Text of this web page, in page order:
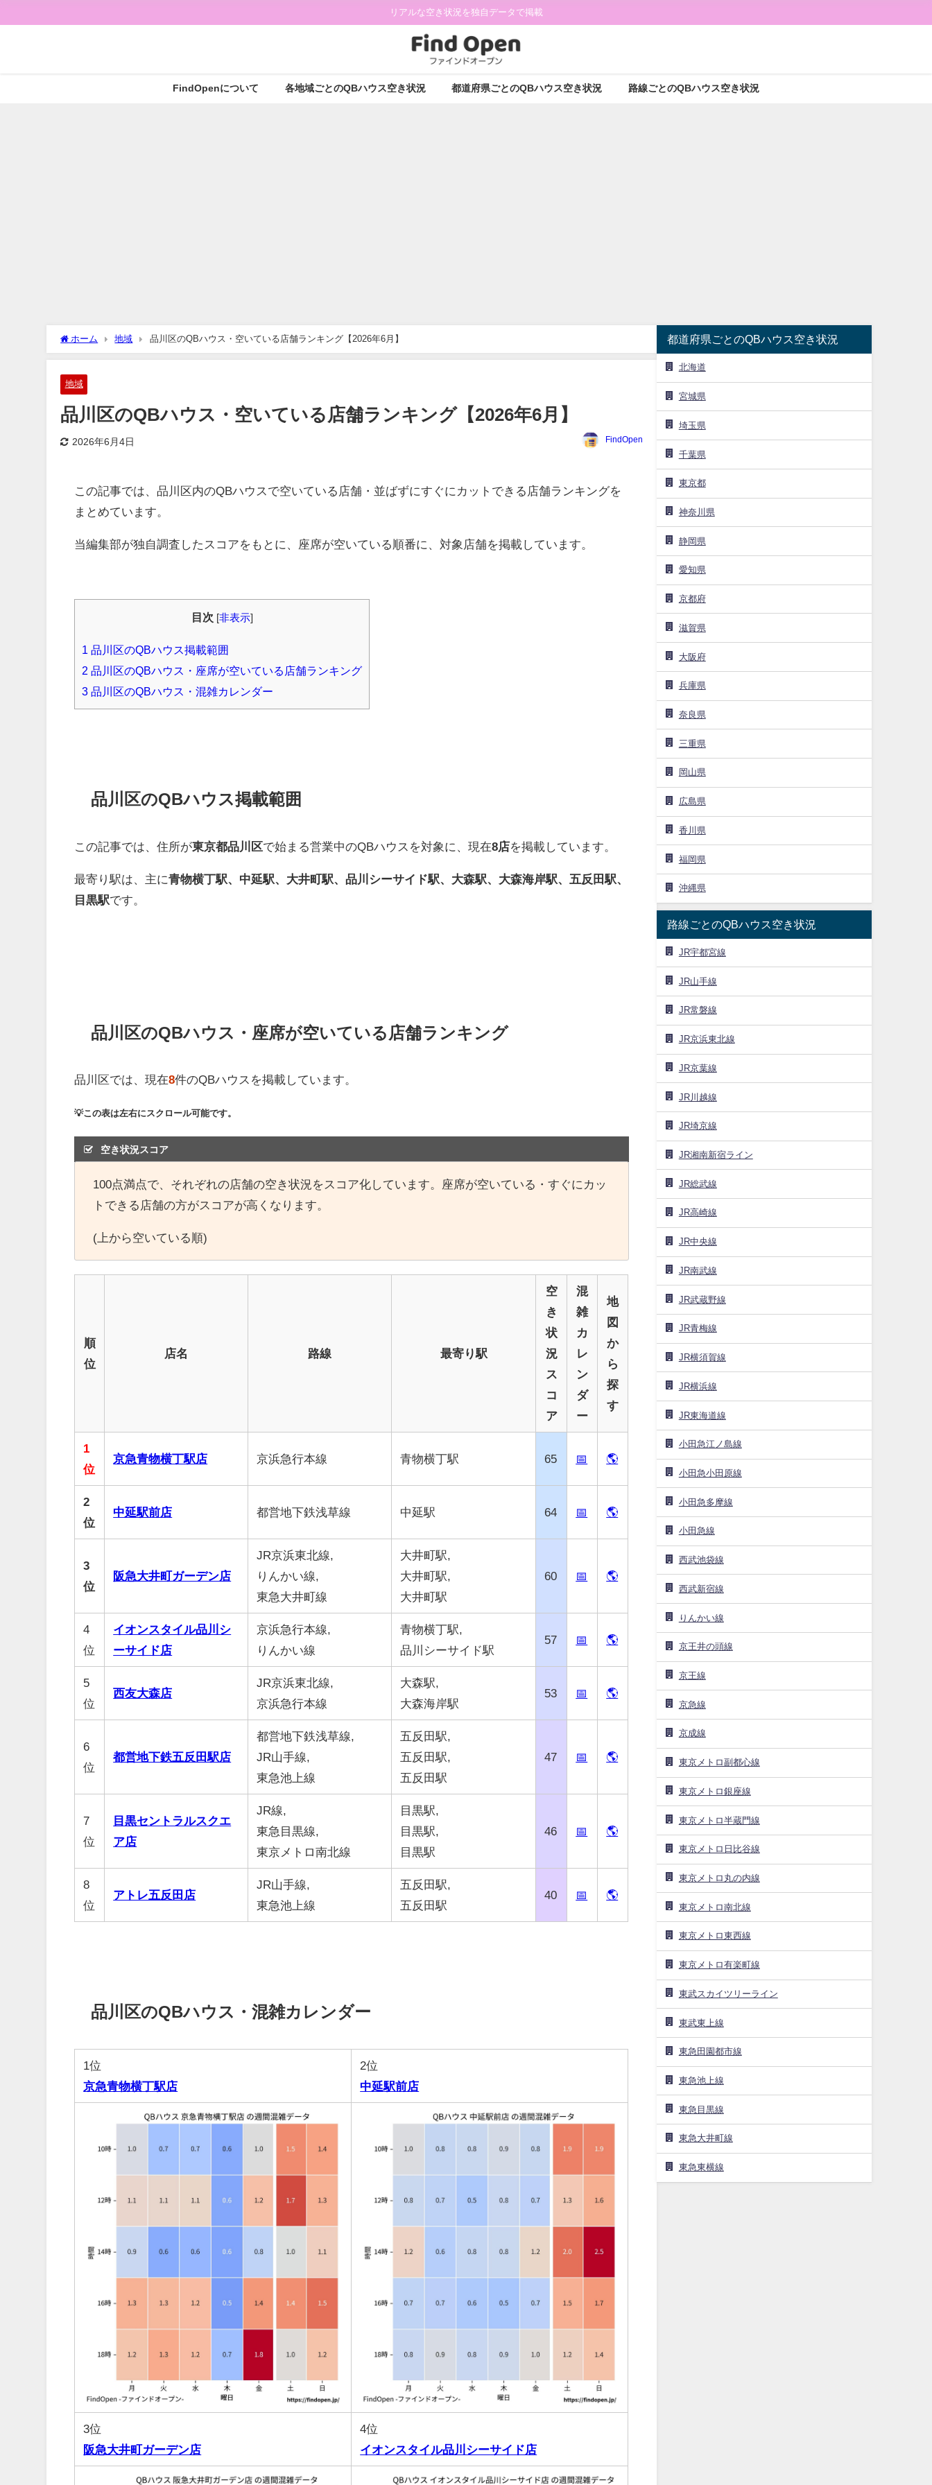
リアルな空き状況を独自データで掲載
FindOpenについて 各地域ごとのQBハウス空き状況 都道府県ごとのQBハウス空き状況 路線ごとのQBハウス空き状況
ホーム 地域 品川区のQBハウス・空いている店舗ランキング【2026年6月】
地域
品川区のQBハウス・空いている店舗ランキング【2026年6月】
2026年6月4日 FindOpen
この記事では、品川区内のQBハウスで空いている店舗・並ばずにすぐにカットできる店舗ランキングを
まとめています。
当編集部が独自調査したスコアをもとに、座席が空いている順番に、対象店舗を掲載しています。
目次 非表示]
1 品川区のQBハウス掲載範囲
2 品川区のQBハウス・座席が空いている店舗ランキング
3 品川区のQBハウス・混雑カレンダー
品川区のQBハウス掲載範囲
この記事では、住所が東京都品川区で始まる営業中のQBハウスを対象に、現在8店を掲載しています。
最寄り駅は、主に青物横丁駅、中延駅、大井町駅、品川シーサイド駅、大森駅、大森海岸駅、五反田駅、
目黒駅です。
品川区のQBハウス・座席が空いている店舗ランキング
品川区では、現在8件のQBハウスを掲載しています。
💡この表は左右にスクロール可能です。
空き状況スコア
100点満点で、それぞれの店舗の空き状況をスコア化しています。座席が空いている・すぐにカッ
トできる店舗の方がスコアが高くなります。
(上から空いている順)
順
位
店名 路線 最寄り駅
空
き
状
況
ス
コ
ア
混
雑
カ
レ
ン
ダ
ー
地
図
か
ら
探
す
1
位
京急青物横丁駅店 京浜急行本線 青物横丁駅 65 📅 🌎
2
位
中延駅前店 都営地下鉄浅草線 中延駅 64 📅 🌎
3
位
阪急大井町ガーデン店
JR京浜東北線,
りんかい線,
東急大井町線
大井町駅,
大井町駅,
大井町駅
60 📅 🌎
4
位
イオンスタイル品川シ
ーサイド店
京浜急行本線,
りんかい線
青物横丁駅,
品川シーサイド駅
57 📅 🌎
5
位
西友大森店
JR京浜東北線,
京浜急行本線
大森駅,
大森海岸駅
53 📅 🌎
6
位
都営地下鉄五反田駅店
都営地下鉄浅草線,
JR山手線,
東急池上線
五反田駅,
五反田駅,
五反田駅
47 📅 🌎
7
位
目黒セントラルスクエ
ア店
JR線,
東急目黒線,
東京メトロ南北線
目黒駅,
目黒駅,
目黒駅
46 📅 🌎
8
位
アトレ五反田店
JR山手線,
東急池上線
五反田駅,
五反田駅
40 📅 🌎
品川区のQBハウス・混雑カレンダー
1位
京急青物横丁駅店
2位
中延駅前店
3位
阪急大井町ガーデン店
4位
イオンスタイル品川シーサイド店
都道府県ごとのQBハウス空き状況
北海道
宮城県
埼玉県
千葉県
東京都
神奈川県
静岡県
愛知県
京都府
滋賀県
大阪府
兵庫県
奈良県
三重県
岡山県
広島県
香川県
福岡県
沖縄県
路線ごとのQBハウス空き状況
JR宇都宮線
JR山手線
JR常磐線
JR京浜東北線
JR京葉線
JR川越線
JR埼京線
JR湘南新宿ライン
JR総武線
JR高崎線
JR中央線
JR南武線
JR武蔵野線
JR青梅線
JR横須賀線
JR横浜線
JR東海道線
小田急江ノ島線
小田急小田原線
小田急多摩線
小田急線
西武池袋線
西武新宿線
りんかい線
京王井の頭線
京王線
京急線
京成線
東京メトロ副都心線
東京メトロ銀座線
東京メトロ半蔵門線
東京メトロ日比谷線
東京メトロ丸の内線
東京メトロ南北線
東京メトロ東西線
東京メトロ有楽町線
東武スカイツリーライン
東武東上線
東急田園都市線
東急池上線
東急目黒線
東急大井町線
東急東横線